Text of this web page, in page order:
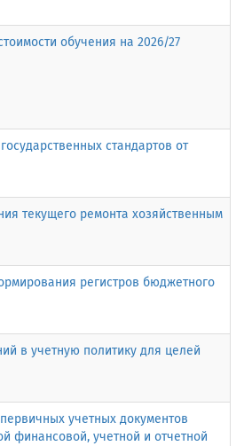
обучения на 2026/27
стандартов от
текущего ремонта хозяйственным
регистров бюджетного
в учетную политику для целей
учетных документов
финансовой, учетной и отчетной